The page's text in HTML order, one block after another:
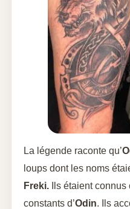
La légende raconte qu’
loups dont les noms
Freki. Ils étaient
constants d’Odin. Ils